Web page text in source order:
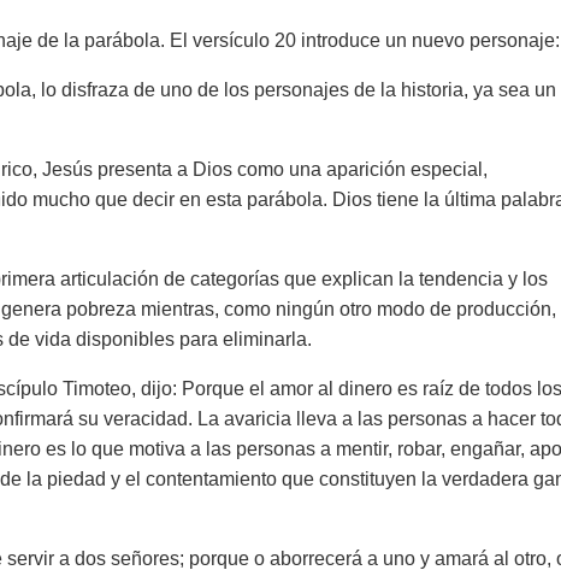
de la parábola. El versículo 20 introduce un nuevo
lo disfraza de uno de los personajes de la historia, ya sea un
Jesús presenta a Dios como una aparición especial,
mucho que decir en esta parábola. Dios tiene la última
articulación de categorías que explican la tendencia y los
pobreza mientras, como ningún otro modo de producción,
vida disponibles para eliminarla.
Timoteo, dijo: Porque el amor al dinero es raíz de todos los
su veracidad. La avaricia lleva a las personas a hacer
es lo que motiva a las personas a mentir, robar, engañar,
la piedad y el contentamiento que constituyen la verdadera
a dos señores; porque o aborrecerá a uno y amará al otro,